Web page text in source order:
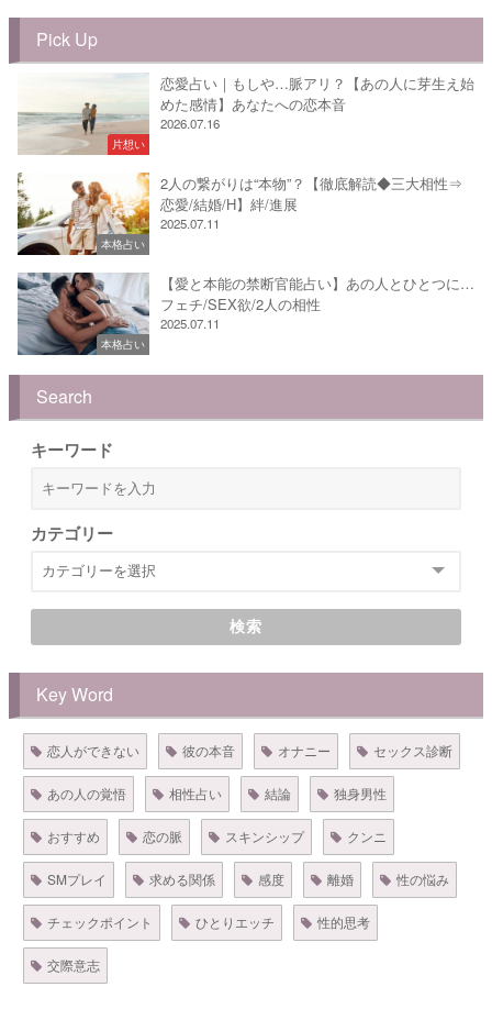
Pick Up
片想い
恋愛占い｜もしや…脈アリ？【あの人に芽生え始
めた感情】あなたへの恋本音
2026.07.16
本格占い
2人の繋がりは“本物”？【徹底解読◆三大相性⇒
恋愛/結婚/H】絆/進展
2025.07.11
本格占い
【愛と本能の禁断官能占い】あの人とひとつに…
フェチ/SEX欲/2人の相性
2025.07.11
Search
キーワード
カテゴリー
検索
Key Word
恋人ができない 彼の本音 オナニー セックス診断
あの人の覚悟 相性占い 結論 独身男性
おすすめ 恋の脈 スキンシップ クンニ
SMプレイ 求める関係 感度 離婚 性の悩み
チェックポイント ひとりエッチ 性的思考
交際意志